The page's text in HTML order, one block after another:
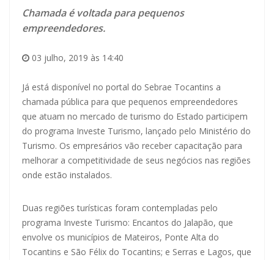
Chamada é voltada para pequenos
empreendedores.
03 julho, 2019 às 14:40
Já está disponível no portal do Sebrae Tocantins a
chamada pública para que pequenos empreendedores
que atuam no mercado de turismo do Estado participem
do programa Investe Turismo, lançado pelo Ministério do
Turismo. Os empresários vão receber capacitação para
melhorar a competitividade de seus negócios nas regiões
onde estão instalados.
Duas regiões turísticas foram contempladas pelo
programa Investe Turismo: Encantos do Jalapão, que
envolve os municípios de Mateiros, Ponte Alta do
Tocantins e São Félix do Tocantins; e Serras e Lagos, que